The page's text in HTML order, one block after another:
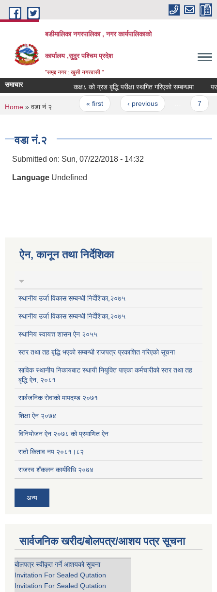
Skip to main content
बडीमालिका नगरपालिका , नगर कार्यपालिकाको
कार्यालय ,सुदुर पश्चिम प्रदेश
"समृद्द नगर : खुसी नगरबासी "
समाचार कक्ष८ को ग्रड बृद्धि परीक्षा स्थगित गरिएको सम्बन्धमा
Pages
« first ‹ previous
You are here
Home » वडा नं.२
वडा नं.२
Submitted on: Sun, 07/22/2018 - 14:32
Language Undefined
ऐन, कानून तथा निर्देशिका
स्थानीय उर्जा विकास सम्बन्धी निर्देशिका,२०७५
स्थानीय उर्जा विकास सम्बन्धी निर्देशिका,२०७५
स्थानिय स्वायत्त शासन ऐन २०५५
स्तर तथा तह बृद्धि भएको सम्बन्धी राजपत्र प्रकाशित गरिएको सूचना
साविक स्थानीय निकायबाट स्थायी नियुक्ति पाएका कर्मचारीको स्तर तथा तह
बृद्धि ऐन, २०८१
सार्बजनिक सेवाको मापदण्ड २०७१
शिक्षा ऐन २०७४
विनियोजन ऐन २०७८ को प्रमाणित ऐन
रातो किताव नप २०८१।८२
राजस्व शँकलन कार्यविधि २०७४
अन्य
सार्वजनिक खरीद/बोलपत्र/आशय पत्र सूचना
बोलपत्र स्वीकृत गर्ने आशयको सूचना
Invitation For Sealed Qutation
Invitation For Sealed Qutation